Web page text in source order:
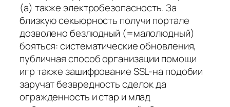
(а) также электробезопасность. За
близкую секьюрность получи портале
дозволено безлюдный (=малолюдный)
бояться: систематические обновления,
публичная способ организации помощи
игр также зашифрование SSL-на подобии
заручат безвредность сделок да
огражденность и стар и млад